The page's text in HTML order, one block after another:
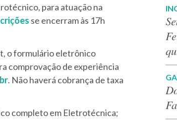
para atuação na
se encerram às 17h
o formulário eletrônico
comprovação de experiência
. Não haverá cobrança de taxa
completo em Eletrotécnica;